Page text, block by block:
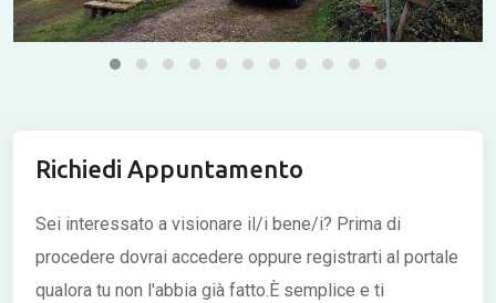
Richiedi Appuntamento
Sei interessato a visionare il/i bene/i? Prima di
procedere dovrai accedere oppure registrarti al portale
qualora tu non l'abbia già fatto.È semplice e ti